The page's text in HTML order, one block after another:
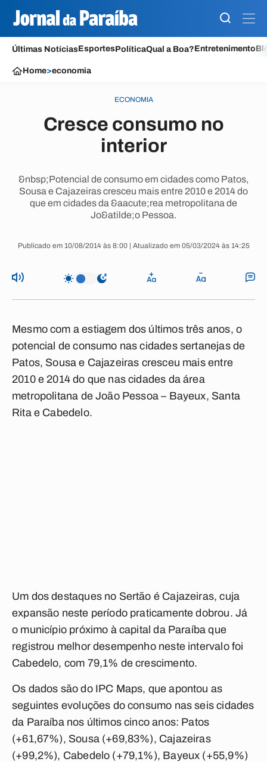
Últimas NotíciasEsportesPolíticaQual a Boa?Entretenimento
Home>economia
ECONOMIA
Cresce consumo no
interior
&nbsp;Potencial de consumo em cidades como Patos,
Sousa e Cajazeiras cresceu mais entre 2010 e 2014 do
que em cidades da &aacute;rea metropolitana de
Jo&atilde;o Pessoa.
Publicado em 10/08/2014 às 8:00 | Atualizado em 05/03/2024 às 14:25
Mesmo com a estiagem dos últimos três anos, o
potencial de consumo nas cidades sertanejas de
Patos, Sousa e Cajazeiras cresceu mais entre
2010 e 2014 do que nas cidades da área
metropolitana de João Pessoa – Bayeux, Santa
Rita e Cabedelo.
Um dos destaques no Sertão é Cajazeiras, cuja
expansão neste período praticamente dobrou. Já
o município próximo à capital da Paraíba que
registrou melhor desempenho neste intervalo foi
Cabedelo, com 79,1% de crescimento.
Os dados são do IPC Maps, que apontou as
seguintes evoluções do consumo nas seis cidades
da Paraíba nos últimos cinco anos: Patos
(+61,67%), Sousa (+69,83%), Cajazeiras
(+99,2%), Cabedelo (+79,1%), Bayeux (+55,9%)